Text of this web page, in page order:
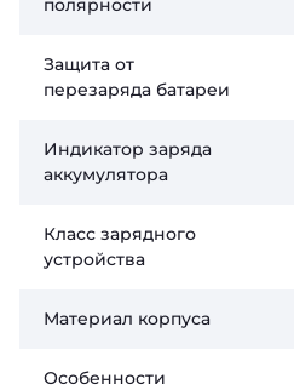
полярности
Защита от
перезаряда батареи
Индикатор заряда
аккумулятора
Класс зарядного
устройства
Материал корпуса
Особенности